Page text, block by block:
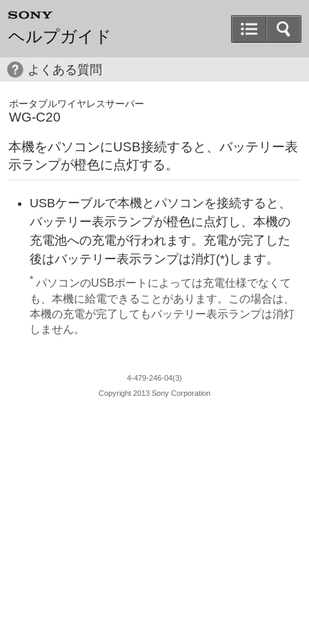
ヘルプガイド
よくある質問
ポータブルワイヤレスサーバー
WG-C20
本機をパソコンにUSB接続すると、バッテリー表
示ランプが橙色に点灯する。
USBケーブルで本機とパソコンを接続すると、
バッテリー表示ランプが橙色に点灯し、本機の
充電池への充電が行われます。充電が完了した
後はバッテリー表示ランプは消灯(*)します。
*パソコンのUSBポートによっては充電仕様でなくて
も、本機に給電できることがあります。この場合は、
本機の充電が完了してもバッテリー表示ランプは消灯
しません。
4-479-246-04(3)
Copyright 2013 Sony Corporation